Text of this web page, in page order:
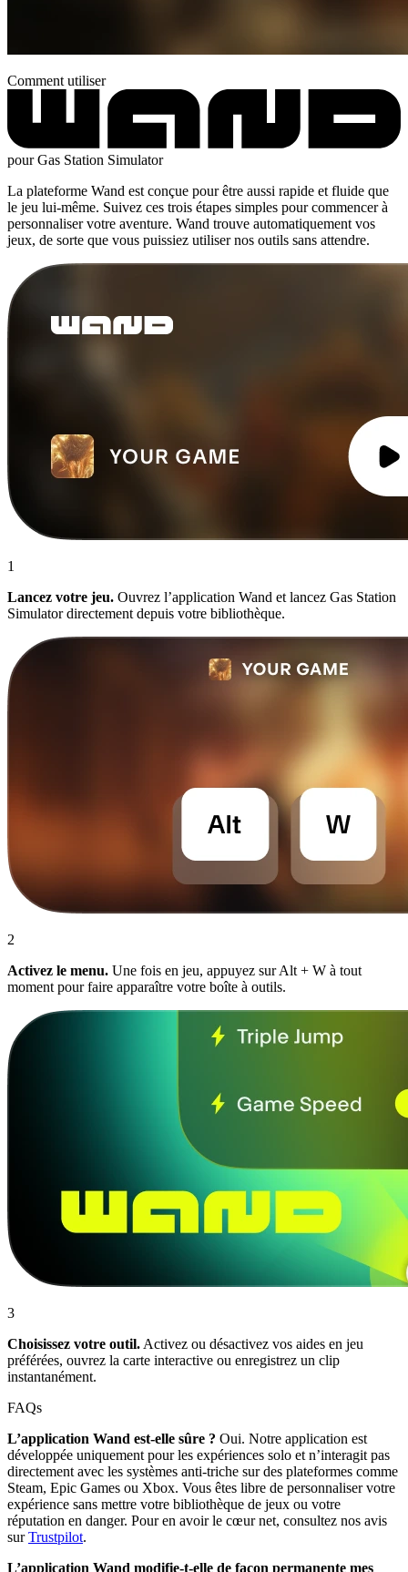
Comment utiliser
pour Gas Station Simulator
La plateforme Wand est conçue pour être aussi rapide et fluide que
le jeu lui-même. Suivez ces trois étapes simples pour commencer à
personnaliser votre aventure. Wand trouve automatiquement vos
jeux, de sorte que vous puissiez utiliser nos outils sans attendre.
1
Lancez votre jeu. Ouvrez l’application Wand et lancez Gas Station
Simulator directement depuis votre bibliothèque.
2
Activez le menu. Une fois en jeu, appuyez sur Alt + W à tout
moment pour faire apparaître votre boîte à outils.
3
Choisissez votre outil. Activez ou désactivez vos aides en jeu
préférées, ouvrez la carte interactive ou enregistrez un clip
instantanément.
FAQs
L’application Wand est-elle sûre ? Oui. Notre application est
développée uniquement pour les expériences solo et n’interagit pas
directement avec les systèmes anti-triche sur des plateformes comme
Steam, Epic Games ou Xbox. Vous êtes libre de personnaliser votre
expérience sans mettre votre bibliothèque de jeux ou votre
réputation en danger. Pour en avoir le cœur net, consultez nos avis
surTrustpilot.
L’application Wand modifie-t-elle de façon permanente mes